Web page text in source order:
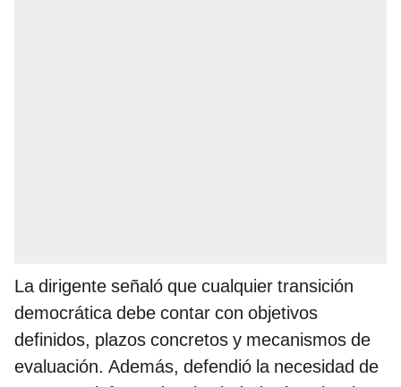
La dirigente señaló que cualquier transición
democrática debe contar con objetivos
definidos, plazos concretos y mecanismos de
evaluación. Además, defendió la necesidad de